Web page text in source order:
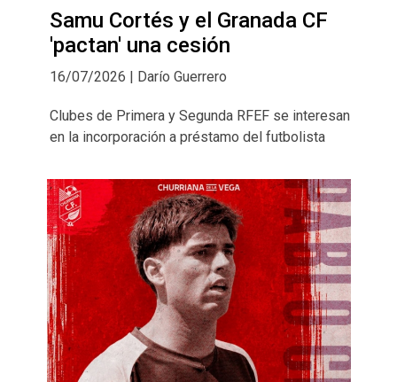
Samu Cortés y el Granada CF
'pactan' una cesión
16/07/2026 | Darío Guerrero
Clubes de Primera y Segunda RFEF se interesan
en la incorporación a préstamo del futbolista